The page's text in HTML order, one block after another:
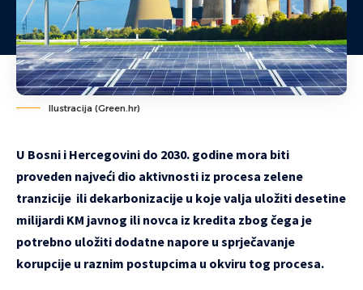
Ilustracija (Green.hr)
U Bosni i Hercegovini do 2030. godine mora biti
proveden najveći dio aktivnosti iz procesa zelene
tranzicije ili dekarbonizacije u koje valja uložiti desetine
milijardi KM javnog ili novca iz kredita zbog čega je
potrebno uložiti dodatne napore u sprječavanje
korupcije u raznim postupcima u okviru tog procesa.